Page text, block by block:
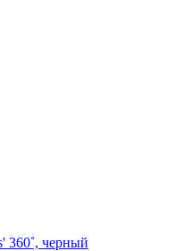
360˚, черный